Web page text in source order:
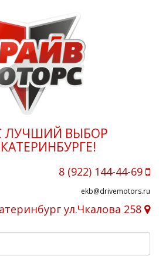
ЛУЧШИЙ ВЫБОР
8 (922) 144-44-69
ekb@drivemotors.ru
ул.Чкалова 258